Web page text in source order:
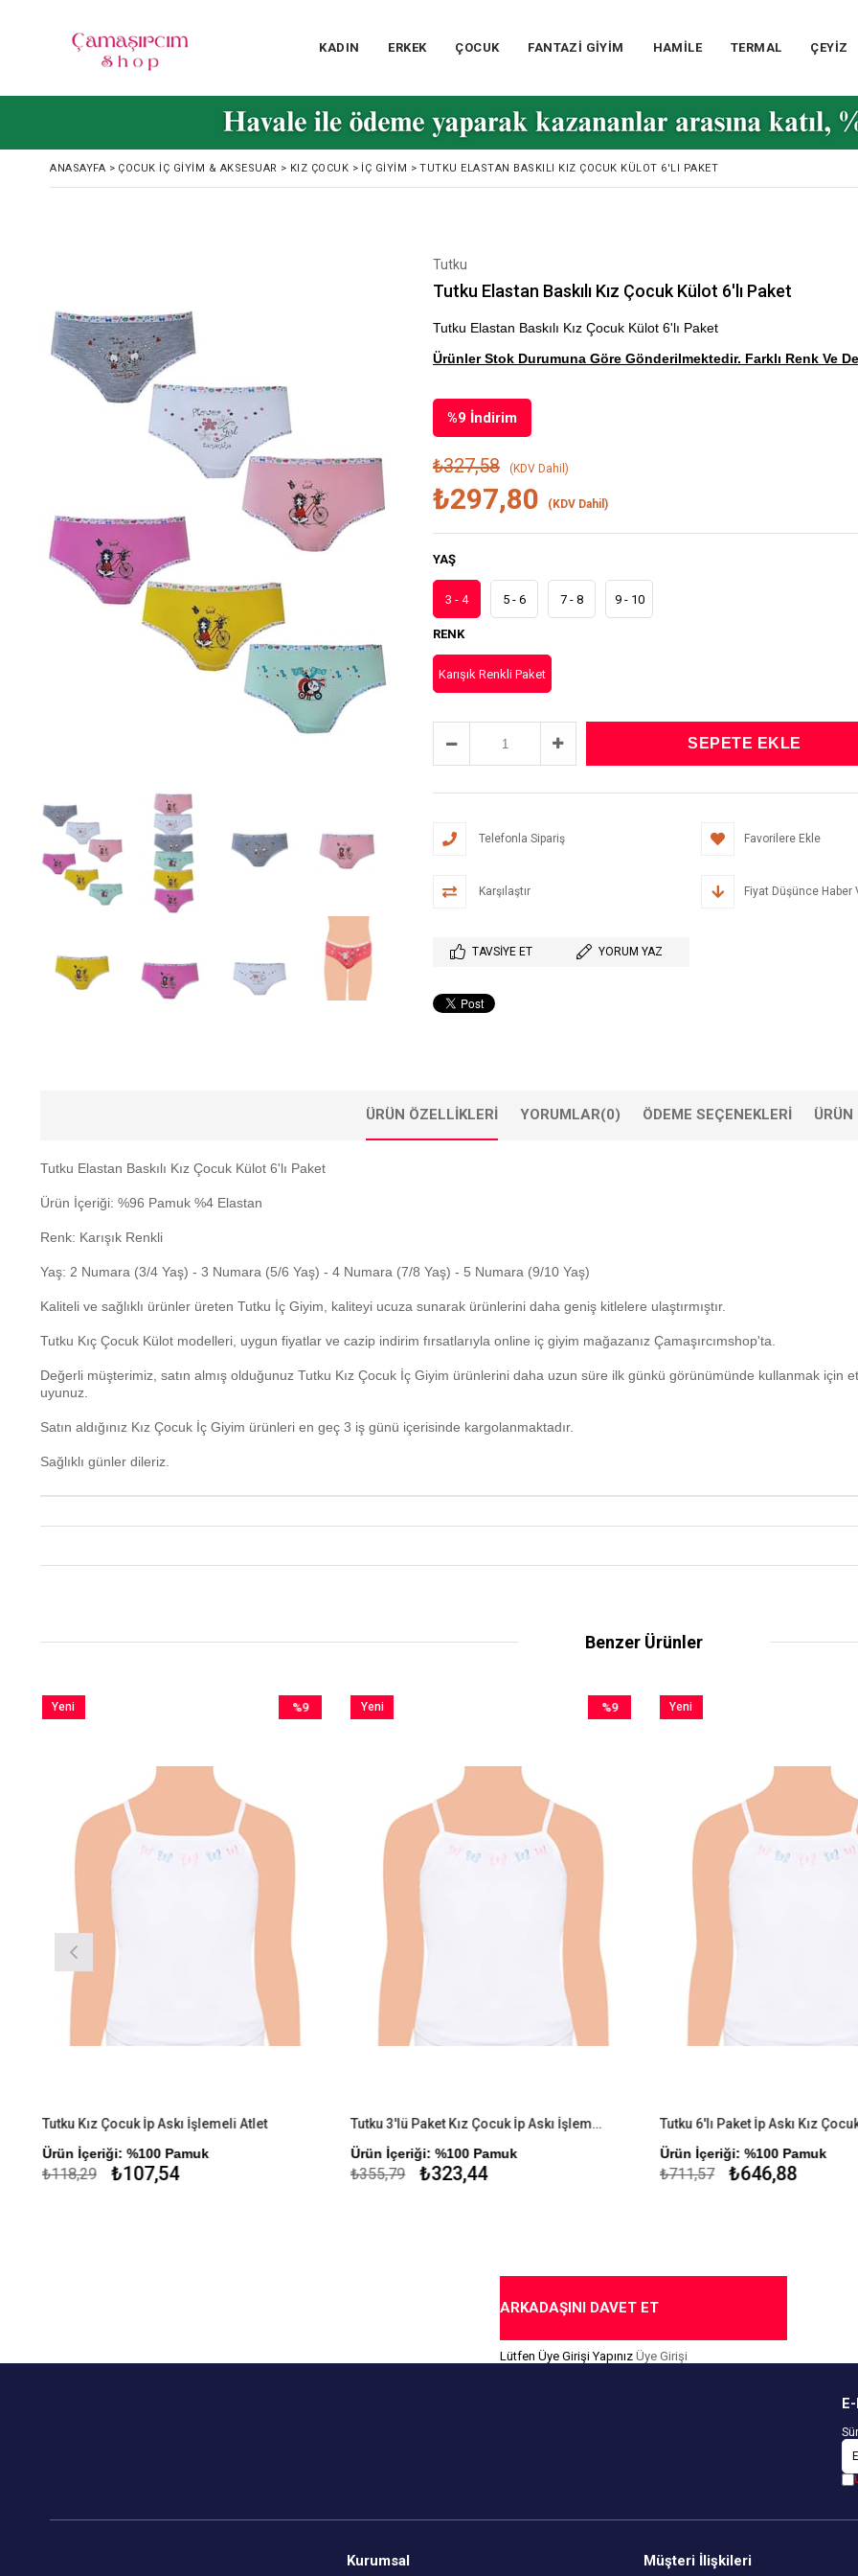
KADIN ERKEK ÇOCUK FANTAZİ GİYİM HAMİLE TERMAL ÇEYİZ
ANASAYFA > ÇOCUK İÇ GIYIM & AKSESUAR > KIZ ÇOCUK > İÇ GIYIM > TUTKU ELASTAN BASKILI KIZ ÇOCUK KÜLOT 6'LI PAKET
Tutku
Tutku Elastan Baskılı Kız Çocuk Külot 6'lı Paket
Tutku Elastan Baskılı Kız Çocuk Külot 6'lı Paket
Ürünler Stok Durumuna Göre Gönderilmektedir. Farklı Renk Ve
%9 İndirim
₺327,58 (KDV Dahil)
₺297,80 (KDV Dahil)
YAŞ
3 - 4 5 - 6 7 - 8 9 - 10
RENK
Karışık Renkli Paket
Telefonla Sipariş Favorilere Ekle
Karşılaştır Fiyat Düşünce Haber
TAVSIYE ET YORUM YAZ
ÜRÜN ÖZELLIKLERI YORUMLAR(0) ÖDEME SEÇENEKLERI ÜRÜN
Tutku Elastan Baskılı Kız Çocuk Külot 6'lı Paket
Ürün İçeriği: %96 Pamuk %4 Elastan
Renk: Karışık Renkli
Yaş: 2 Numara (3/4 Yaş) - 3 Numara (5/6 Yaş) - 4 Numara (7/8 Yaş) - 5 Numara (9/10 Yaş)
Kaliteli ve sağlıklı ürünler üreten Tutku İç Giyim, kaliteyi ucuza sunarak ürünlerini daha geniş kitlelere ulaştırmıştır.
Tutku Kıç Çocuk Külot modelleri, uygun fiyatlar ve cazip indirim fırsatlarıyla online iç giyim mağazanız Çamaşırcımshop'ta.
Değerli müşterimiz, satın almış olduğunuz Tutku Kız Çocuk İç Giyim ürünlerini daha uzun süre ilk günkü görünümünde kullanmak için
uyunuz.
Satın aldığınız Kız Çocuk İç Giyim ürünleri en geç 3 iş günü içerisinde kargolanmaktadır.
Sağlıklı günler dileriz.
Benzer Ürünler
Tutku Kız Çocuk İp Askı İşlemeli Atlet
Ürün İçeriği: %100 Pamuk
₺107,54
₺118,29
%9
Yeni
Tutku 3'lü Paket Kız Çocuk İp Askı İşlemeli Atlet
Ürün İçeriği: %100 Pamuk
₺323,44
₺355,79
%9
Yeni
Ürün İçeriği: %100 Pamuk
₺646,88
₺711,57
Yeni
ARKADAŞINI DAVET ET
Lütfen Üye Girişi Yapınız Üye Girişi
Kurumsal Müşteri İlişkileri